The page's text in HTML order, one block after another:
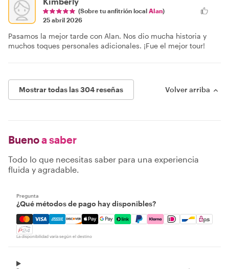
(Sobre tu anfitrión local Alan)
25 abril 2026
Pasamos la mejor tarde con Alan. Nos dio mucha historia y
muchos toques personales adicionales. ¡Fue el mejor tour!
Mostrar todas las 304 reseñas Volver arriba
Buenoa saber
Todo lo que necesitas saber para una experiencia
fluida y agradable.
Pregunta
¿Qué métodos de pago hay disponibles?
Mastercard, Visa, Amex, Discover, Apple Pay, Google
La disponibilidad varía según el destino